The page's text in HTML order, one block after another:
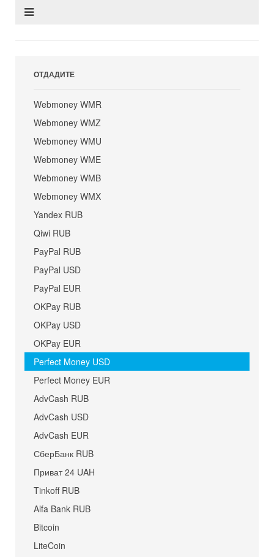
ОТДАДИТЕ
Webmoney WMR
Webmoney WMZ
Webmoney WMU
Webmoney WME
Webmoney WMB
Webmoney WMX
Yandex RUB
Qiwi RUB
PayPal RUB
PayPal USD
PayPal EUR
OKPay RUB
OKPay USD
OKPay EUR
Perfect Money USD
Perfect Money EUR
AdvCash RUB
AdvCash USD
AdvCash EUR
СберБанк RUB
Приват 24 UAH
Tinkoff RUB
Alfa Bank RUB
Bitcoin
LiteCoin